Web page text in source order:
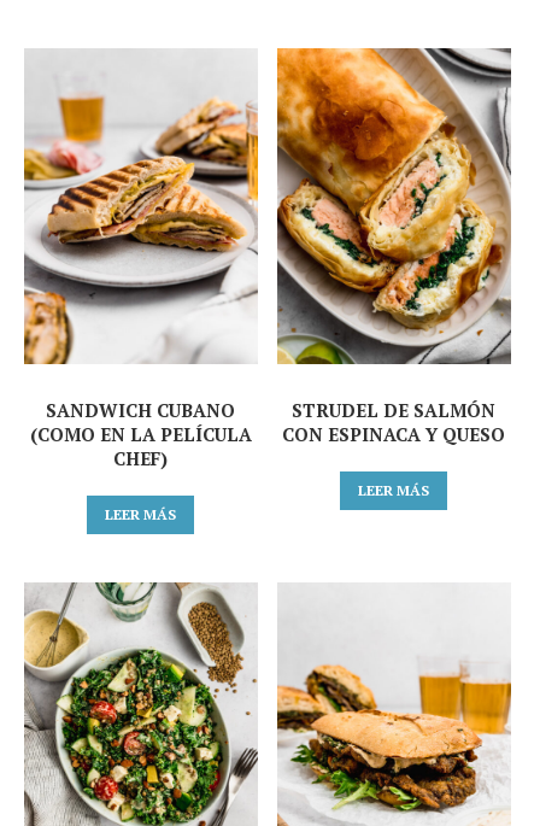
SANDWICH CUBANO
(COMO EN LA PELÍCULA
CHEF)
LEER MÁS
STRUDEL DE SALMÓN
CON ESPINACA Y QUESO
LEER MÁS